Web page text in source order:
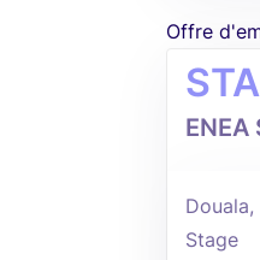
Offre
ENEA
Stage